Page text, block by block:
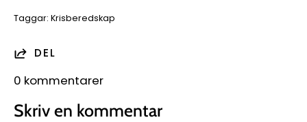
Taggar: Krisberedskap
DEL
0 kommentarer
Skriv en kommentar